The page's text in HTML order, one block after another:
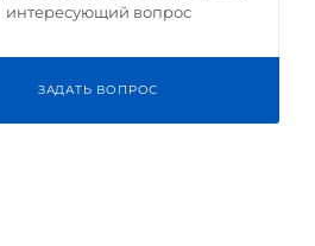
интересующий вопрос
ЗАДАТЬ ВОПРОС